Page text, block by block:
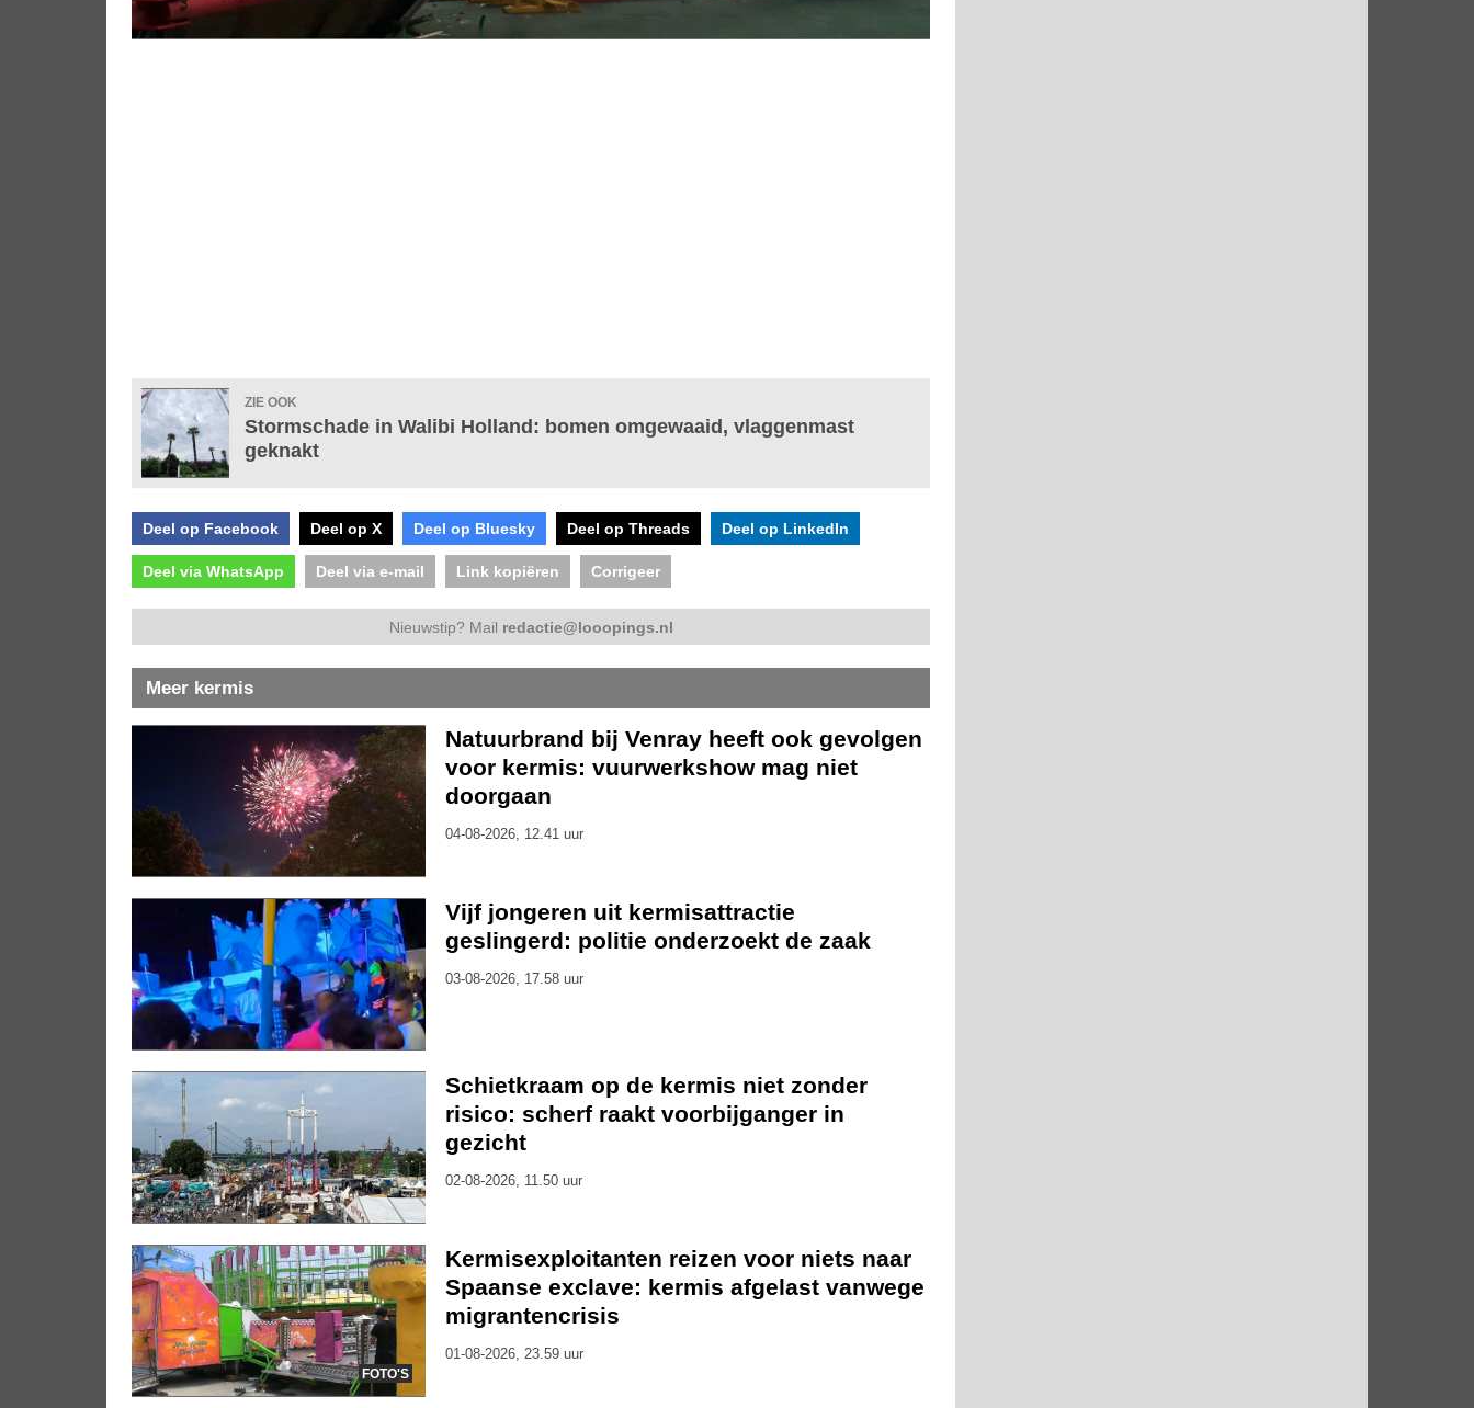
ZIE OOK
Stormschade in Walibi Holland: bomen omgewaaid, vlaggenmast
geknakt
Deel op Facebook Deel op X Deel op Bluesky Deel op Threads Deel op LinkedIn
Deel via WhatsApp Deel via e-mail Link kopiëren Corrigeer
Nieuwstip? Mail redactie@looopings.nl
Meer kermis
Natuurbrand bij Venray heeft ook gevolgen
voor kermis: vuurwerkshow mag niet
doorgaan
04-08-2026, 12.41 uur
Vijf jongeren uit kermisattractie
geslingerd: politie onderzoekt de zaak
03-08-2026, 17.58 uur
Schietkraam op de kermis niet zonder
risico: scherf raakt voorbijganger in
gezicht
02-08-2026, 11.50 uur
FOTO'S
Kermisexploitanten reizen voor niets naar
Spaanse exclave: kermis afgelast vanwege
migrantencrisis
01-08-2026, 23.59 uur